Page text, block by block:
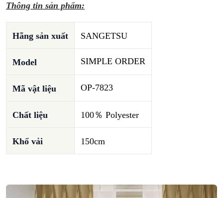
Thông tin sản phẩm:
Hãng sản xuất SANGETSU
Model SIMPLE ORDER
Mã vật liệu OP-7823
Chất liệu 100％ Polyester
Khổ vải 150cm